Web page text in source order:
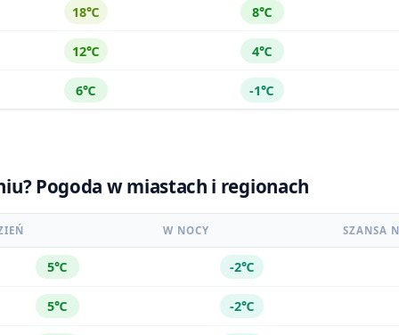
18℃ 8℃
12℃ 4℃
6℃ -1℃
Pogoda w miastach i regionach
W NOCY SZANSA
5℃ -2℃
5℃ -2℃